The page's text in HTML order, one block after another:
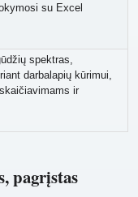
su Excel
spektras,
darbalapių kūrimui,
ir
pagrįstas